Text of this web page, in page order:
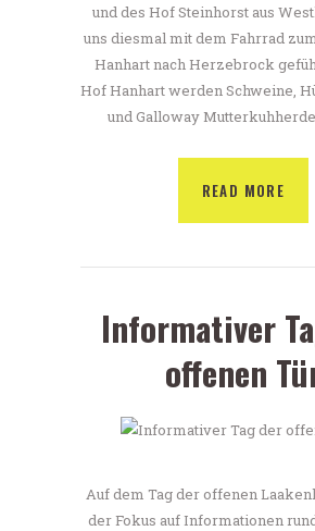
und des Hof Steinhorst aus
uns diesmal mit dem Fahrrad
Hanhart nach Herzebrock
Hof Hanhart werden Schweine,
und Galloway
READ MORE
Informativer
offenen
Auf dem Tag der offenen
der Fokus auf Informationen